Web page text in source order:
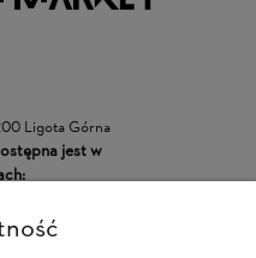
Ligota Górna
jest w